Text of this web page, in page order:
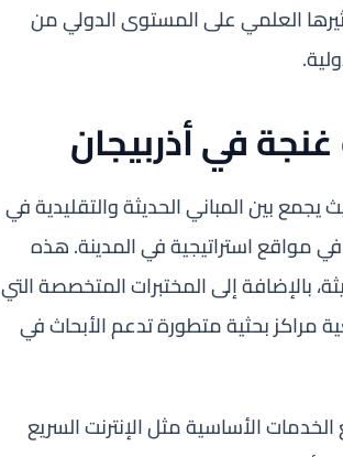
العلمي على المستوى الدولي من
في أذربيجان
بين المباني الحديثة والتقليدية في
مواقع استراتيجية في المدينة. هذه
بالإضافة إلى المختبرات المتخصصة التي
بحثية متطورة تدعم الأبحاث في
الأساسية مثل الإنترنت السريع